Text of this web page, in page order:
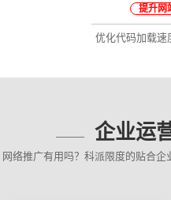
提升网
优化代码加载速
企业运
网络推广有用吗？科派限度的贴合